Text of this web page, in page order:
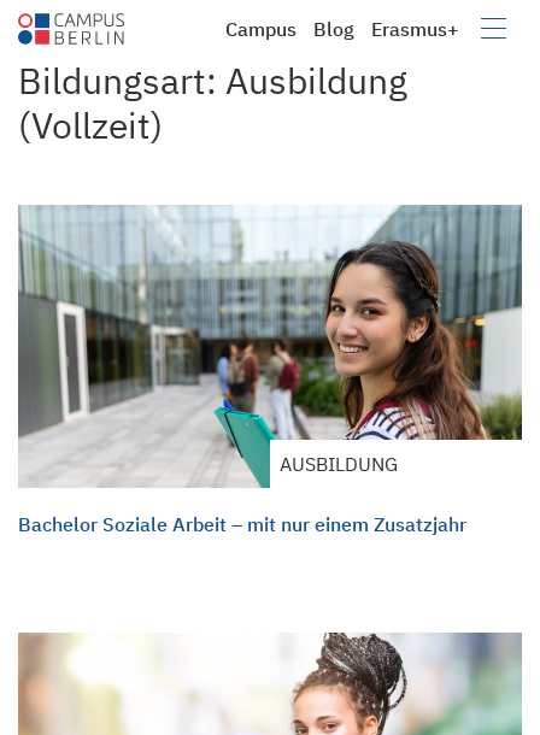
Campus
Berufsbildung e.V.
Campus Blog Erasmus+
Bildungsart: Ausbildung
(Vollzeit)
AUSBILDUNG
Bachelor Soziale Arbeit – mit nur einem Zusatzjahr